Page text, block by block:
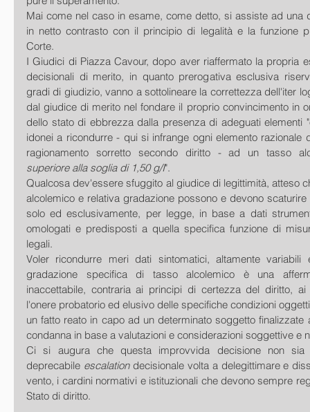
Mai come nel caso in esame, come detto, si assiste ad una
in netto contrasto con il principio di legalità e la funzione
Corte.
I Giudici di Piazza Cavour, dopo aver riaffermato la propria
decisionali di merito, in quanto prerogativa esclusiva
gradi di giudizio, vanno a sottolineare la correttezza dell'iter
dal giudice di merito nel fondare il proprio convincimento in
dello stato di ebbrezza dalla presenza di adeguati elementi
idonei a ricondurre - qui si infrange ogni elemento razionale
ragionamento sorretto secondo diritto - ad un tasso
superiore alla soglia di 1,50 g/I".
Qualcosa dev'essere sfuggito al giudice di legittimità, atteso
alcolemico e relativa gradazione possono e devono
solo ed esclusivamente, per legge, in base a dati
omologati e predisposti a quella specifica funzione di
legali.
Voler ricondurre meri dati sintomatici, altamente
gradazione specifica di tasso alcolemico è una
inaccettabile, contraria ai principi di certezza del diritto, ai
l'onere probatorio ed elusivo delle specifiche condizioni
un fatto reato in capo ad un determinato soggetto finalizzate
condanna in base a valutazioni e considerazioni soggettive e
Ci si augura che questa improvvida decisione non sia
deprecabile escalation decisionale volta a delegittimare e
vento, i cardini normativi e istituzionali che devono sempre
Stato di diritto.